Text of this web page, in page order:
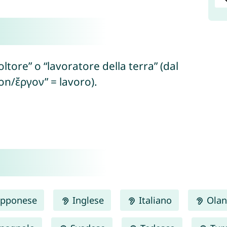
o “lavoratore della terra” (dal
ἔργον” = lavoro).
Inglese Italiano